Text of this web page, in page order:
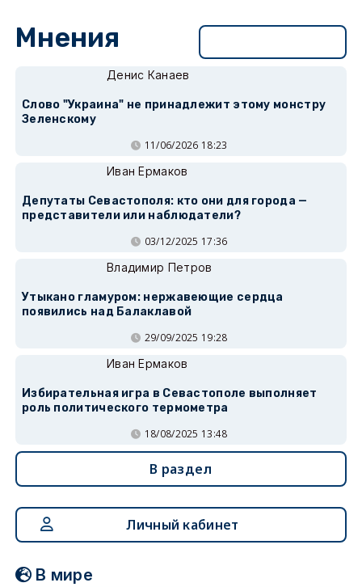
Мнения
Денис Канаев
Слово "Украина" не принадлежит этому монстру
Зеленскому
11/06/2026 18:23
Иван Ермаков
Депутаты Севастополя: кто они для города —
представители или наблюдатели?
03/12/2025 17:36
Владимир Петров
Утыкано гламуром: нержавеющие сердца
появились над Балаклавой
29/09/2025 19:28
Иван Ермаков
Избирательная игра в Севастополе выполняет
роль политического термометра
18/08/2025 13:48
В раздел
Личный кабинет
В мире